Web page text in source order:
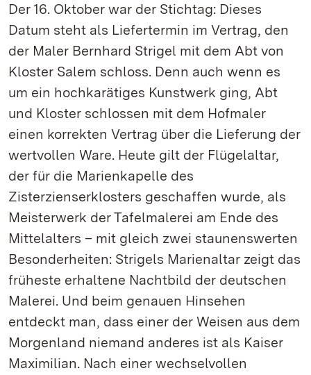
Der 16. Oktober war der Stichtag: Dieses
Datum steht als Liefertermin im Vertrag, den
der Maler Bernhard Strigel mit dem Abt von
Kloster Salem schloss. Denn auch wenn es
um ein hochkarätiges Kunstwerk ging, Abt
und Kloster schlossen mit dem Hofmaler
einen korrekten Vertrag über die Lieferung der
wertvollen Ware. Heute gilt der Flügelaltar,
der für die Marienkapelle des
Zisterzienserklosters geschaffen wurde, als
Meisterwerk der Tafelmalerei am Ende des
Mittelalters – mit gleich zwei staunenswerten
Besonderheiten: Strigels Marienaltar zeigt das
früheste erhaltene Nachtbild der deutschen
Malerei. Und beim genauen Hinsehen
entdeckt man, dass einer der Weisen aus dem
Morgenland niemand anderes ist als Kaiser
Maximilian. Nach einer wechselvollen